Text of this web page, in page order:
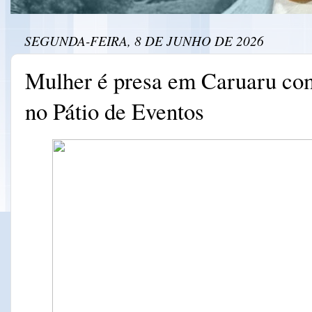
SEGUNDA-FEIRA, 8 DE JUNHO DE 2026
Mulher é presa em Caruaru
no Pátio de Eventos